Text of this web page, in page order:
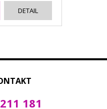
DETAIL
181